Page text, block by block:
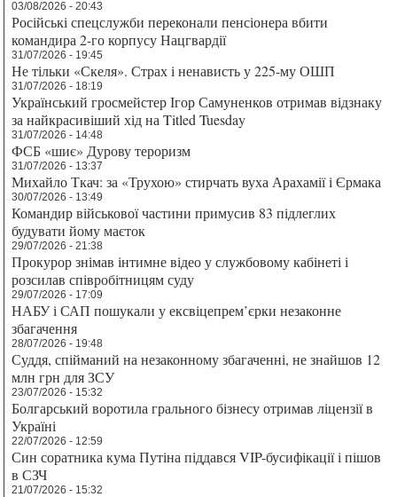
03/08/2026 - 20:43
Російські спецслужби переконали пенсіонера вбити
командира 2-го корпусу Нацгвардії
31/07/2026 - 19:45
Не тільки «Скеля». Страх і ненависть у 225-му ОШП
31/07/2026 - 18:19
Український гросмейстер Ігор Самуненков отримав відзнаку
за найкрасивіший хід на Titled Tuesday
31/07/2026 - 14:48
ФСБ «шиє» Дурову тероризм
31/07/2026 - 13:37
Михайло Ткач: за «Трухою» стирчать вуха Арахамії і Єрмака
30/07/2026 - 13:49
Командир військової частини примусив 83 підлеглих
будувати йому маєток
29/07/2026 - 21:38
Прокурор знімав інтимне відео у службовому кабінеті і
розсилав співробітницям суду
29/07/2026 - 17:09
НАБУ і САП пошукали у ексвіцепрем’єрки незаконне
збагачення
28/07/2026 - 19:48
Суддя, спійманий на незаконному збагаченні, не знайшов 12
млн грн для ЗСУ
23/07/2026 - 15:32
Болгарський воротила грального бізнесу отримав ліцензії в
Україні
22/07/2026 - 12:59
Син соратника кума Путіна піддався VIP-бусифікації і пішов
в СЗЧ
21/07/2026 - 15:32